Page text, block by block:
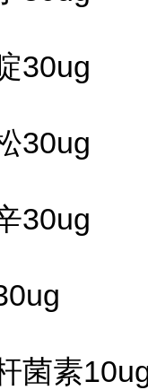
30ug
30ug
30ug
菌素